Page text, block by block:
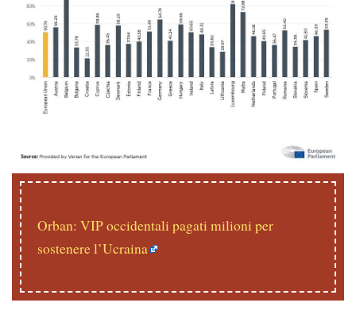
Orban: VIP occidentali pagati milioni per
sostenere l’Ucraina